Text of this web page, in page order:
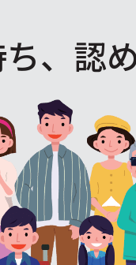
、認